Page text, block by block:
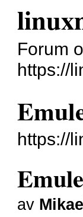
Forum
https://
https://
av Mikael